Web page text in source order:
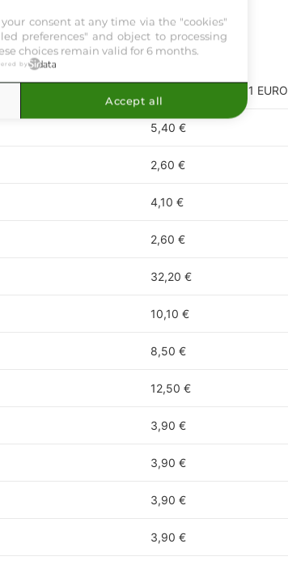
RAPPORTS POUR 1 EURO
5,40 €
2,60 €
4,10 €
2,60 €
32,20 €
10,10 €
8,50 €
12,50 €
3,90 €
3,90 €
3,90 €
3,90 €
consent at any time via the "cookies"
preferences" and object to processing
choices remain valid for 6 months.
by
Accept all